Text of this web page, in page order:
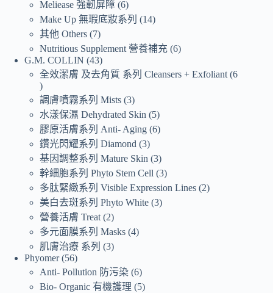
Meliease 強韌屏障 6
Make Up 無瑕底妝系列
14
其他 Others 7
Nutritious Supplement 營養補充 6
G.M. COLLIN 43
全效潔膚 及去角質 系列 Cleansers + Exfoliant 6
調膚噴霧系列 Mists 3
水漾保濕 Dehydrated Skin
5
膠原活膚系列 Anti- Aging 6
鑽光閃耀系列 Diamond 3
基因調整系列 Mature Skin 3
幹細胞系列 Phyto Stem Cell 3
多肽緊緻系列 Visible Expression Lines 2
美白去斑系列 Phyto White 3
營養活膚 Treat 2
多元面膜系列 Masks 4
肌膚治療 系列
3
Phyomer 56
Anti- Pollution 防污染 6
Bio- Organic 有機護理
5